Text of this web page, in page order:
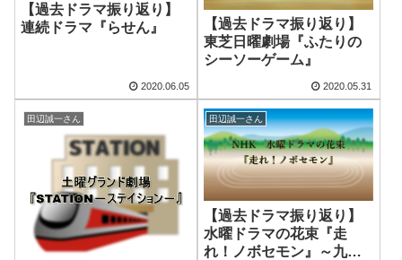
【過去ドラマ振り返り】
連続ドラマ『らせん』
2020.06.05
【過去ドラマ振り返り】
東芝日曜劇場『ふたりの
シーソーゲーム』
2020.05.31
田辺誠一さん 田辺誠一さん
【過去ドラマ振り返り】
水曜ドラマの花束『走
れ！ノボセモン』～九